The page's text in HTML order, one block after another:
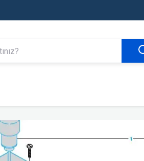
Endüstriyel Otomasyon ve
Kontrol
PLC-ler